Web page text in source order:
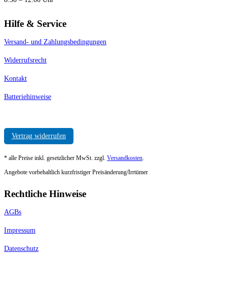
Hilfe & Service
Versand- und Zahlungsbedingungen
Widerrufsrecht
Kontakt
Batteriehinweise
Vertrag widerrufen
* alle Preise inkl. gesetzlicher MwSt. zzgl. Versandkosten.
Angebote vorbehaltlich kurzfristiger Preisänderung/Irrtümer
Rechtliche Hinweise
AGBs
Impressum
Datenschutz